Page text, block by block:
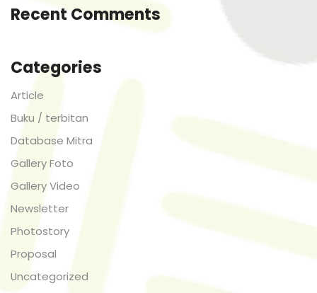
Recent Comments
Categories
Article
Buku / terbitan
Database Mitra
Gallery Foto
Gallery Video
Newsletter
Photostory
Proposal
Uncategorized